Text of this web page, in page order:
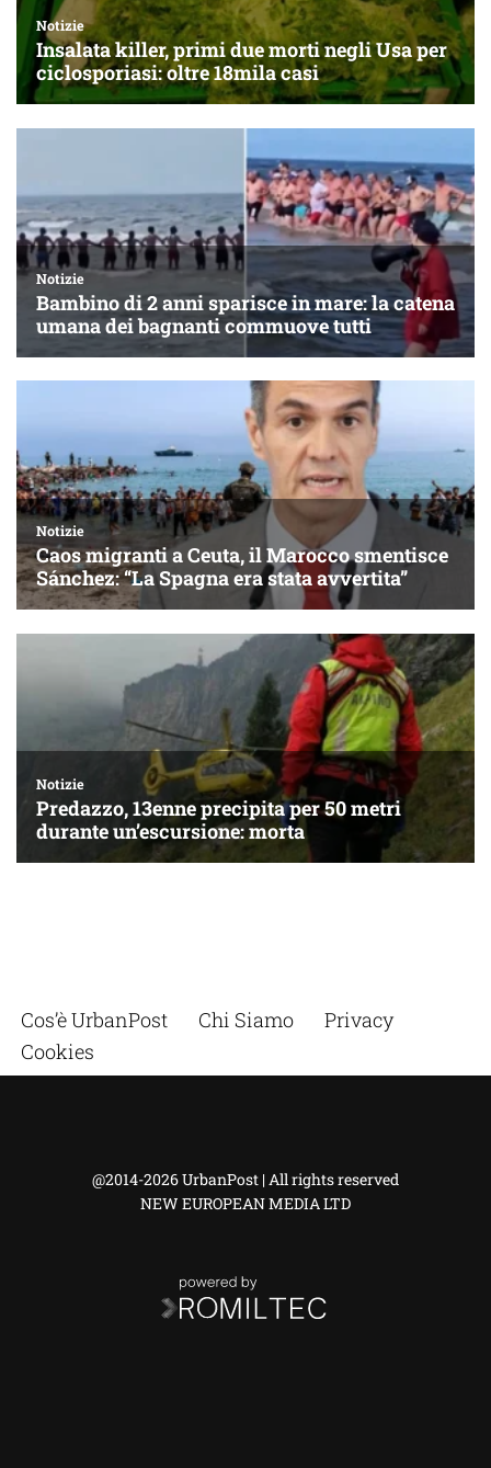
Cos’è UrbanPost Chi Siamo
Privacy
Cookies
@2014-2026 UrbanPost | All rights reserved
NEW EUROPEAN MEDIA LTD